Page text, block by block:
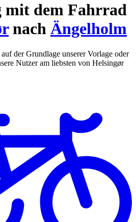
mit dem Fahrrad
nach Ängelholm
der Grundlage unserer Vorlage oder
Nutzer am liebsten von Helsingør